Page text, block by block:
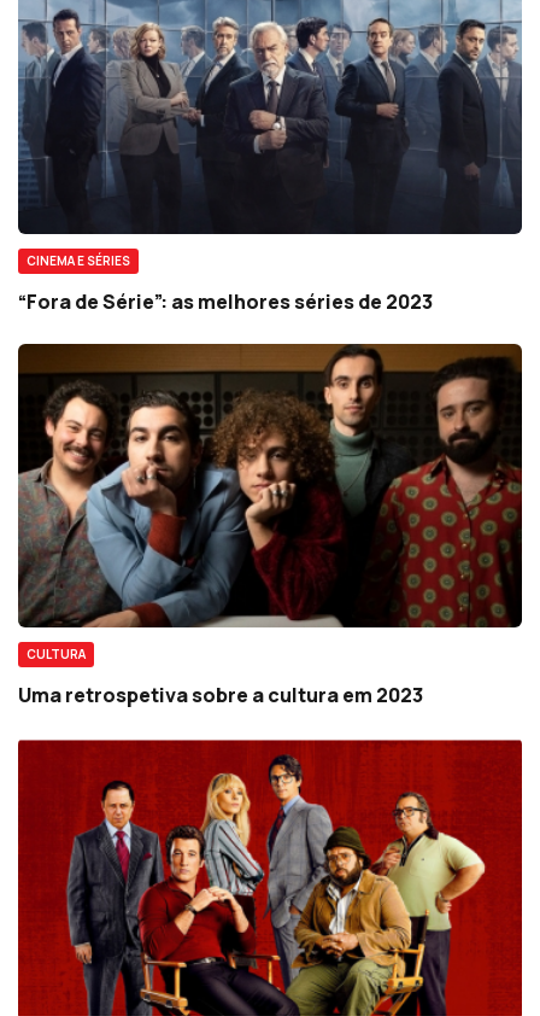
CINEMA E SÉRIES
“Fora de Série”: as melhores séries de 2023
CULTURA
Uma retrospetiva sobre a cultura em 2023